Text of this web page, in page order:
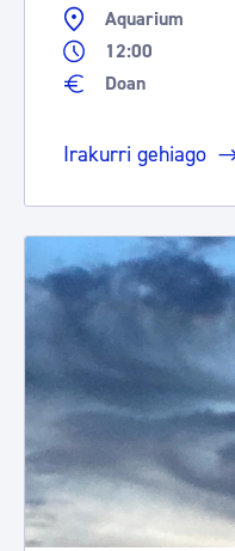
Aquarium
12:00
Doan
Irakurri gehiago